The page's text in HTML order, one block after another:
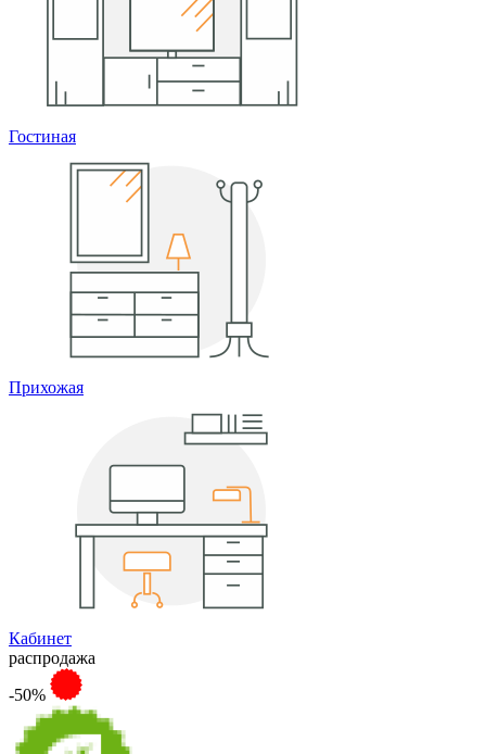
Гостиная
Прихожая
Кабинет
распродажа
-50%